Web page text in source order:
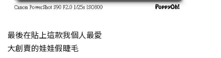
最後在貼上這款我個人最愛
大創賣的娃娃假睫毛